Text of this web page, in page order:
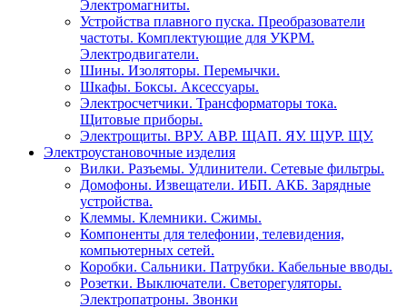
Электромагниты.
Устройства плавного пуска. Преобразователи
частоты. Комплектующие для УКРМ.
Электродвигатели.
Шины. Изоляторы. Перемычки.
Шкафы. Боксы. Аксессуары.
Электросчетчики. Трансформаторы тока.
Щитовые приборы.
Электрощиты. ВРУ. АВР. ЩАП. ЯУ. ЩУР. ЩУ.
Электроустановочные изделия
Вилки. Разъемы. Удлинители. Сетевые фильтры.
Домофоны. Извещатели. ИБП. АКБ. Зарядные
устройства.
Клеммы. Клемники. Сжимы.
Компоненты для телефонии, телевидения,
компьютерных сетей.
Коробки. Сальники. Патрубки. Кабельные вводы.
Розетки. Выключатели. Светорегуляторы.
Электропатроны. Звонки